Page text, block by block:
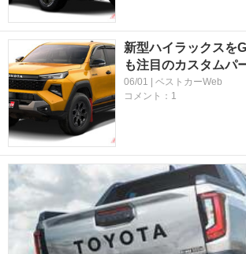
新型ハイラックスを
も注目のカスタムパ
06/01 | ベストカーWeb
コメント：1